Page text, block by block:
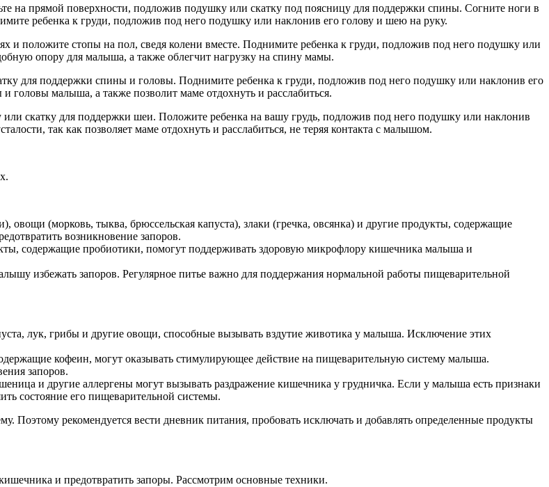
на прямой поверхности, подложив подушку или скатку под поясницу для поддержки спины. Согните ноги в
ребенка к груди, подложив под него подушку или наклонив его голову и шею на руку.
и положите стопы на пол, сведя колени вместе. Поднимите ребенка к груди, подложив под него подушку или
опору для малыша, а также облегчит нагрузку на спину мамы.
для поддержки спины и головы. Поднимите ребенка к груди, подложив под него подушку или наклонив его
малыша, а также позволит маме отдохнуть и расслабиться.
скатку для поддержки шеи. Положите ребенка на вашу грудь, подложив под него подушку или наклонив
так как позволяет маме отдохнуть и расслабиться, не теряя контакта с малышом.
(морковь, тыква, брюссельская капуста), злаки (гречка, овсянка) и другие продукты, содержащие
возникновение запоров.
содержащие пробиотики, помогут поддерживать здоровую микрофлору кишечника малыша и
избежать запоров. Регулярное питье важно для поддержания нормальной работы пищеварительной
лук, грибы и другие овощи, способные вызывать вздутие животика у малыша. Исключение этих
кофеин, могут оказывать стимулирующее действие на пищеварительную систему малыша.
запоров.
и другие аллергены могут вызывать раздражение кишечника у грудничка. Если у малыша есть признаки
состояние его пищеварительной системы.
Поэтому рекомендуется вести дневник питания, пробовать исключать и добавлять определенные продукты
и предотвратить запоры. Рассмотрим основные техники.